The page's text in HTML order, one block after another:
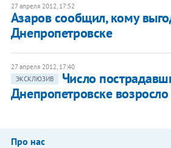
27 апреля 2012, 17:52
Азаров сообщил, кому
Днепропетровске
27 апреля 2012, 17:40
ЭКСКЛЮЗИВ
Число
Днепропетровске
Про нас